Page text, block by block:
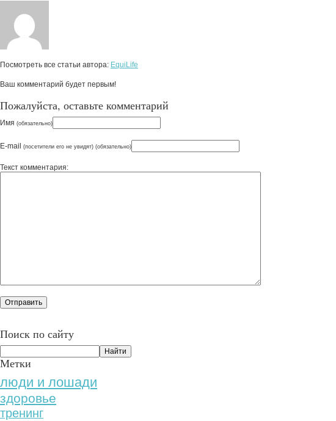
Посмотреть все статьи автора: EquiLife
Ваш комментарий будет первым!
Пожалуйста, оставьте комментарий
Имя (обязательно)
E-mail (посетители его не увидят) (обязательно)
Текст комментария:
Поиск по сайту
Метки
люди и лошади
здоровье
тренинг